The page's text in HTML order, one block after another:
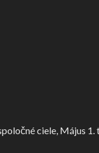
ciele, Május